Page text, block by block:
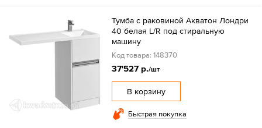
Тумба с раковиной Акватон Лондри
40 белая L/R под стиральную
машину
Код товара: 148370
37'527 р./шт
В корзину
Быстрая покупка